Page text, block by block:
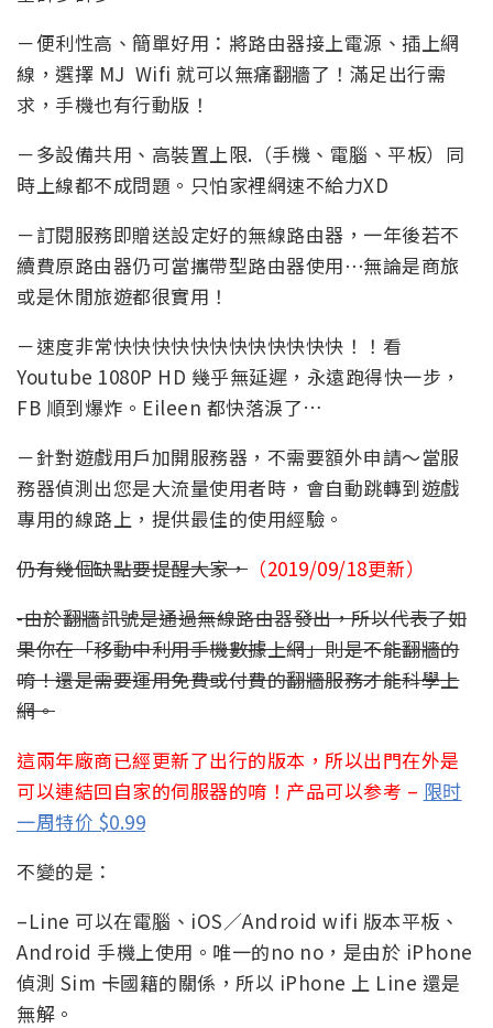
－便利性高、簡單好用：將路由器接上電源、插上網
線，選擇 MJ Wifi 就可以無痛翻牆了！滿足出行需
求，手機也有行動版！
－多設備共用、高裝置上限.（手機、電腦、平板）同
時上線都不成問題。只怕家裡網速不給力XD
－訂閱服務即贈送設定好的無線路由器，一年後若不
續費原路由器仍可當攜帶型路由器使用⋯無論是商旅
或是休閒旅遊都很實用！
－速度非常快快快快快快快快快快快快！！看
Youtube 1080P HD 幾乎無延遲，永遠跑得快一步，
FB 順到爆炸。Eileen 都快落淚了…
－針對遊戲用戶加開服務器，不需要額外申請～當服
務器偵測出您是大流量使用者時，會自動跳轉到遊戲
專用的線路上，提供最佳的使用經驗。
仍有幾個缺點要提醒大家， （2019/09/18更新）
-由於翻牆訊號是通過無線路由器發出，所以代表了如
果你在「移動中利用手機數據上網」則是不能翻牆的
唷！還是需要運用免費或付費的翻牆服務才能科學上
網。
這兩年廠商已經更新了出行的版本，所以出門在外是
可以連結回自家的伺服器的唷！产品可以参考 – 限时
一周特价 $0.99
不變的是：
–Line 可以在電腦、iOS／Android wifi 版本平板、
Android 手機上使用 。唯一的no no，是由於 iPhone
偵測 Sim 卡國籍的關係，所以 iPhone 上 Line 還是
無解。